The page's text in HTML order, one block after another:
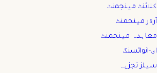
کلائنٹ مینجمنٹ
آرڈر مینجمنٹ
معاہدہ مینجمنٹ
ای-انوائسنگ
سیلز تجزیہ